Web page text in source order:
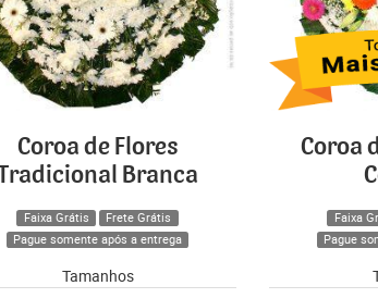
Coroa de Flores
Branca
Faixa Grátis
Frete Grátis
Pague somente após a entrega
Tamanhos
Coroa
Faixa
Pague